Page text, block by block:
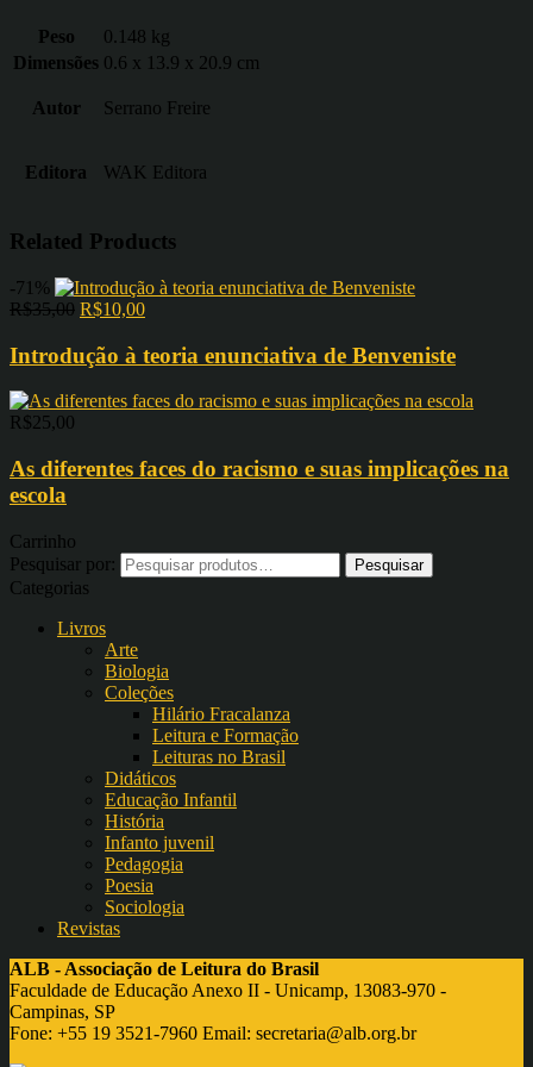
Peso
0.148 kg
Dimensões 0.6 x 13.9 x 20.9 cm
Autor Serrano Freire
Editora WAK Editora
Related Products
-71%
R$35,00 R$10,00
Introdução à teoria enunciativa de Benveniste
R$25,00
As diferentes faces do racismo e suas implicações na
escola
Carrinho
Pesquisar por:
Categorias
Livros
Arte
Biologia
Coleções
Hilário Fracalanza
Leitura e Formação
Leituras no Brasil
Didáticos
Educação Infantil
História
Infanto juvenil
Pedagogia
Poesia
Sociologia
Revistas
ALB - Associação de Leitura do Brasil
Faculdade de Educação Anexo II - Unicamp, 13083-970 -
Campinas, SP
Fone: +55 19 3521-7960 Email: secretaria@alb.org.br